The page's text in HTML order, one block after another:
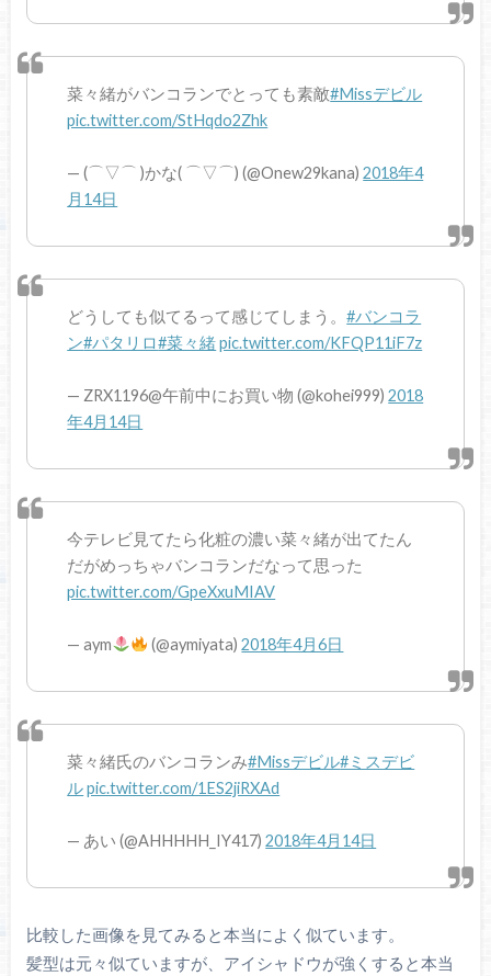
菜々緒がバンコランでとっても素敵#Missデビル
pic.twitter.com/StHqdo2Zhk
— (⌒▽⌒ )かな( ⌒▽⌒) (@Onew29kana)2018年4
月14日
どうしても似てるって感じてしまう。#バンコラ
ン#パタリロ#菜々緒pic.twitter.com/KFQP11iF7z
— ZRX1196@午前中にお買い物 (@kohei999)2018
年4月14日
今テレビ見てたら化粧の濃い菜々緒が出てたん
だがめっちゃバンコランだなって思った
pic.twitter.com/GpeXxuMIAV
— aym (@aymiyata)2018年4月6日
菜々緒氏のバンコランみ#Missデビル#ミスデビ
ルpic.twitter.com/1ES2jiRXAd
— あい (@AHHHHH_IY417)2018年4月14日
比較した画像を見てみると本当によく似ています。
髪型は元々似ていますが、アイシャドウが強くすると本当